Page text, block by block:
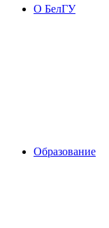
О БелГУ
Образование